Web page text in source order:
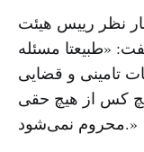
نظر رییس هیئت
«طبیعتا مسئله
تامینی و قضایی
کس از هیچ حقی
محروم نمی‌شود.»